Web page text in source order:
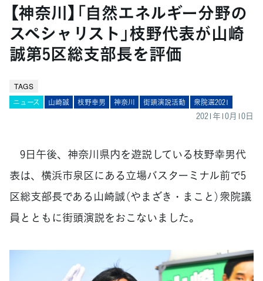
【神奈川】「自然エネルギー分野の
スペシャリスト」枝野代表が山崎
誠第5区総支部長を評価
TAGS
ニュース 山崎誠 枝野幸男 神奈川 街頭演説活動 衆院選2021
2021年10月10日
9日午後、神奈川県内を遊説している枝野幸男代
表は、横浜市泉区にある立場バスターミナル前で5
区総支部長である山崎誠（やまざき・まこと）衆院議
員とともに街頭演説をおこないました。